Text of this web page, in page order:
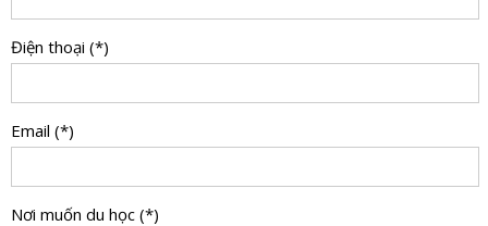
Điện thoại (*)
Email (*)
Nơi muốn du học (*)